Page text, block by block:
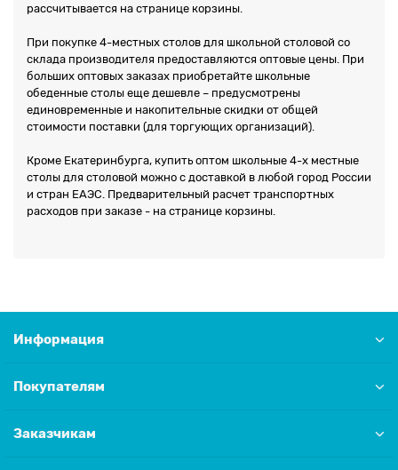
рассчитывается на странице корзины.
При покупке 4-местных столов для школьной столовой со
склада производителя предоставляются оптовые цены. При
больших оптовых заказах приобретайте школьные
обеденные столы еще дешевле – предусмотрены
единовременные и накопительные скидки от общей
стоимости поставки (для торгующих организаций).
Кроме Екатеринбурга, купить оптом школьные 4-х местные
столы для столовой можно с доставкой в любой город России
и стран ЕАЭС. Предварительный расчет транспортных
расходов при заказе - на странице корзины.
Информация
Покупателям
Заказчикам